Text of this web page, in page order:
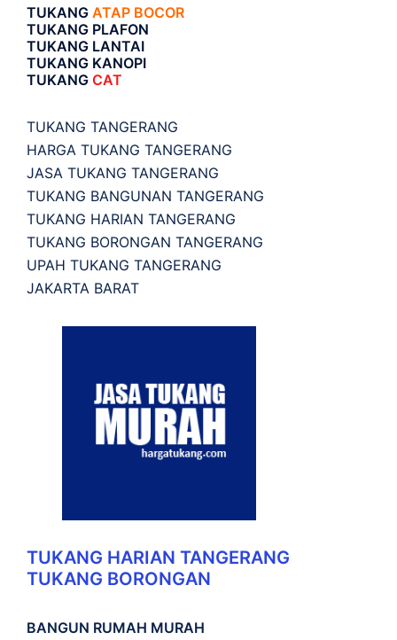
TUKANG ATAP BOCOR
TUKANG PLAFON
TUKANG LANTAI
TUKANG KANOPI
TUKANG CAT
TUKANG TANGERANG
HARGA TUKANG TANGERANG
JASA TUKANG TANGERANG
TUKANG BANGUNAN TANGERANG
TUKANG HARIAN TANGERANG
TUKANG BORONGAN TANGERANG
UPAH TUKANG TANGERANG
JAKARTA BARAT
TUKANG HARIAN TANGERANG
TUKANG BORONGAN
BANGUN RUMAH MURAH